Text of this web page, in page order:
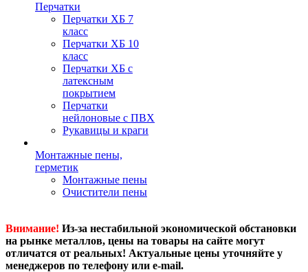
Перчатки
Перчатки ХБ 7
класс
Перчатки ХБ 10
класс
Перчатки ХБ с
латексным
покрытием
Перчатки
нейлоновые с ПВХ
Рукавицы и краги
Монтажные пены,
герметик
Монтажные пены
Очистители пены
Внимание! Из-за нестабильной экономической обстановки
на рынке металлов, цены на товары на сайте могут
отличатся от реальных! Актуальные цены уточняйте у
менеджеров по телефону или e-mail.